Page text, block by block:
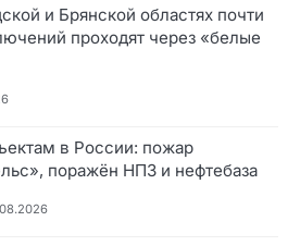
и Брянской областях почти
проходят через «белые
в России: пожар
поражён НПЗ и нефтебаза